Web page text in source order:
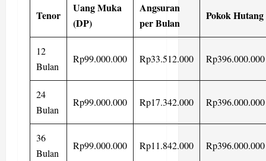
Tenor
Uang Muka
(DP)
Angsuran
per Bulan
Pokok Hutang
12
Bulan
Rp99.000.000 Rp33.512.000 Rp396.000.000
24
Bulan
Rp99.000.000 Rp17.342.000 Rp396.000.000
36
Bulan
Rp99.000.000 Rp11.842.000 Rp396.000.000